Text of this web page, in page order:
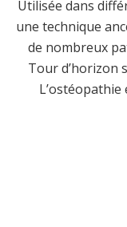
Utilisée dans
une technique
de nombreux
Tour d’horizon
L’ostéopathie